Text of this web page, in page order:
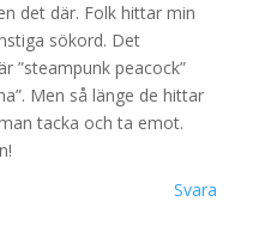
det där. Folk hittar min
sökord. Det
”steampunk peacock”
Men så länge de hittar
tacka och ta emot.
Svara